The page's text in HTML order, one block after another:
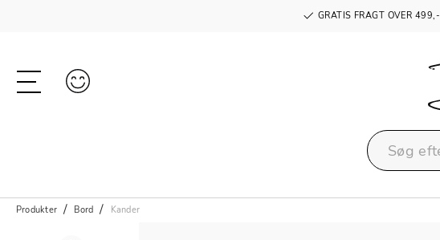
GRATIS FRAGT OVER 499,-
Produkter Bord Kander